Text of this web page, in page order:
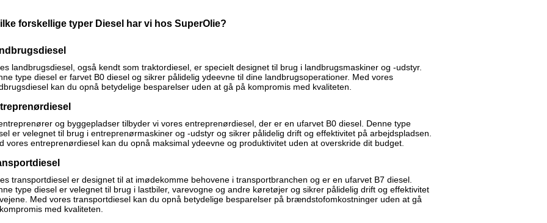
forskellige typer Diesel har vi hos SuperOlie?
landbrugsdiesel, også kendt som traktordiesel, er specielt designet til brug i landbrugsmaskiner og -udstyr.
type diesel er farvet B0 diesel og sikrer pålidelig ydeevne til dine landbrugsoperationer. Med vores
kan du opnå betydelige besparelser uden at gå på kompromis med kvaliteten.
og byggepladser tilbyder vi vores entreprenørdiesel, der er en ufarvet B0 diesel. Denne type
er velegnet til brug i entreprenørmaskiner og -udstyr og sikrer pålidelig drift og effektivitet på arbejdspladsen.
vores entreprenørdiesel kan du opnå maksimal ydeevne og produktivitet uden at overskride dit budget.
transportdiesel er designet til at imødekomme behovene i transportbranchen og er en ufarvet B7 diesel.
type diesel er velegnet til brug i lastbiler, varevogne og andre køretøjer og sikrer pålidelig drift og effektivitet
Med vores transportdiesel kan du opnå betydelige besparelser på brændstofomkostninger uden at gå
med kvaliteten.